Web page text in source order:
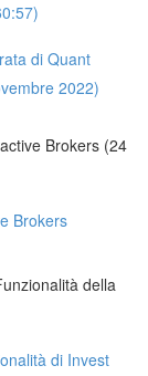
di Quant
2022)
Brokers (24
Brokers
della
di Invest